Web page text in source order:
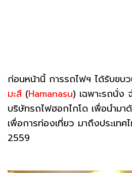
ก่อนหน้านี้ การรถไฟฯ ได้รับขบ
มะสึ (Hamanasu) เฉพาะรถนั่ง
บริษัทรถไฟฮอกไกโด เพื่อนำมา
เพื่อการท่องเที่ยว มาถึงประเท
2559